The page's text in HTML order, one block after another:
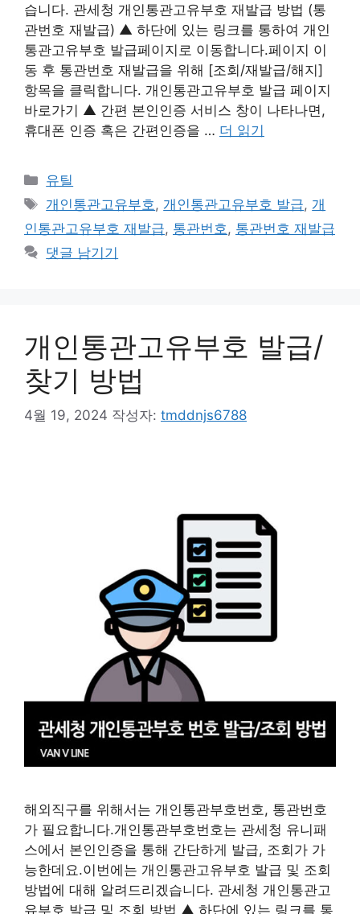
습니다. 관세청 개인통관고유부호 재발급 방법 (통
관번호 재발급) ▲ 하단에 있는 링크를 통하여 개인
통관고유부호 발급페이지로 이동합니다.페이지 이
동 후 통관번호 재발급을 위해 [조회/재발급/해지]
항목을 클릭합니다. 개인통관고유부호 발급 페이지
바로가기 ▲ 간편 본인인증 서비스 창이 나타나면,
휴대폰 인증 혹은 간편인증을 … 더 읽기
카
테
고
리
유틸
태
그
개인통관고유부호 , 개인통관고유부호 발급, 개
인통관고유부호 재발급, 통관번호 , 통관번호 재발급
댓글 남기기
개인통관고유부호 발급/
찾기 방법
4월 19, 2024 작성자: tmddnjs6788
해외직구를 위해서는 개인통관부호번호, 통관번호
가 필요합니다.개인통관부호번호는 관세청 유니패
스에서 본인인증을 통해 간단하게 발급, 조회가 가
능한데요.이번에는 개인통관고유부호 발급 및 조회
방법에 대해 알려드리겠습니다. 관세청 개인통관고
유부호 발급 및 조회 방법 ▲ 하단에 있는 링크를 통